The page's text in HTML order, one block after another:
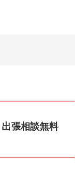
張相談無料